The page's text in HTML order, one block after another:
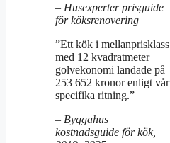
– Husexperter prisguide
för köksrenovering
”Ett kök i mellanprisklass
med 12 kvadratmeter
golvekonomi landade på
253 652 kronor enligt vår
specifika ritning.”
– Byggahus
kostnadsguide för kök,